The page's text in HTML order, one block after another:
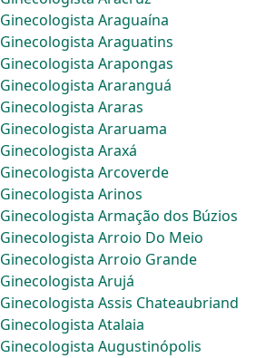
Ginecologista Araguaína
Ginecologista Araguatins
Ginecologista Arapongas
Ginecologista Araranguá
Ginecologista Araras
Ginecologista Araruama
Ginecologista Araxá
Ginecologista Arcoverde
Ginecologista Arinos
Ginecologista Armação dos Búzios
Ginecologista Arroio Do Meio
Ginecologista Arroio Grande
Ginecologista Arujá
Ginecologista Assis Chateaubriand
Ginecologista Atalaia
Ginecologista Augustinópolis